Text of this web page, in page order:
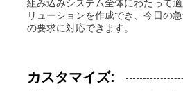
組み込みシステム全体にわたって
リューションを作成でき、今日の
の要求に対応できます。
カスタマイズ: